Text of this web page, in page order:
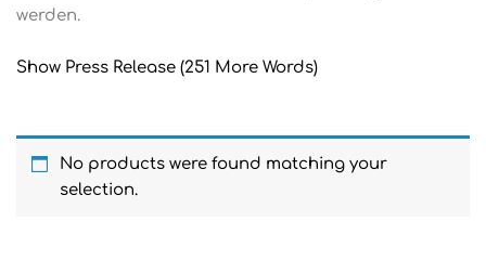
werden.
Show Press Release (251 More Words)
No products were found matching your
selection.